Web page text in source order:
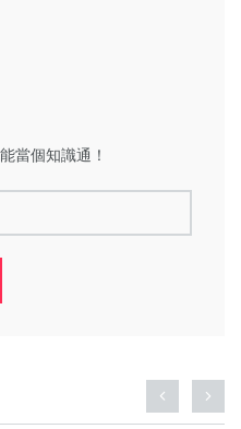
當個知識通！